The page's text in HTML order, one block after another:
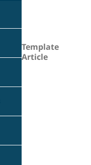
Template
Article